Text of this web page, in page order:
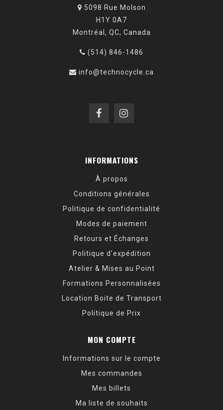
5098 Rue Molson
H1Y 0A7
Montréal, QC, Canada
(514) 846-1486
info@technocycle.ca
INFORMATIONS
À propos
Conditions générales
Politique de confidentialité
Modes de paiement
Retours et Échanges
Politique d’expédition
Atelier & Mises au Point
Formations Personnalisées
Location Boite de Transport
Politique de Prix
MON COMPTE
Informations sur le compte
Mes commandes
Mes billets
Ma liste de souhaits